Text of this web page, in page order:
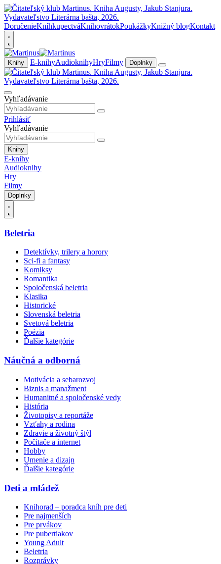
DoručenieKníhkupectváKnihovrátokPoukážkyKnižný blogKontakt
Knihy E-knihyAudioknihyHryFilmy Doplnky
Vyhľadávanie
Prihlásiť
Vyhľadávanie
Knihy
E-knihy
Audioknihy
Hry
Filmy
Doplnky
Beletria
Detektívky, trilery a horory
Sci-fi a fantasy
Komiksy
Romantika
Spoločenská beletria
Klasika
Historické
Slovenská beletria
Svetová beletria
Poézia
Ďalšie kategórie
Náučná a odborná
Motivácia a sebarozvoj
Biznis a manažment
Humanitné a spoločenské vedy
História
Životopisy a reportáže
Vzťahy a rodina
Zdravie a životný štýl
Počítače a internet
Hobby
Umenie a dizajn
Ďalšie kategórie
Deti a mládež
Knihorad – poradca kníh pre deti
Pre najmenších
Pre prvákov
Pre pubertiakov
Young Adult
Beletria
Rozprávky